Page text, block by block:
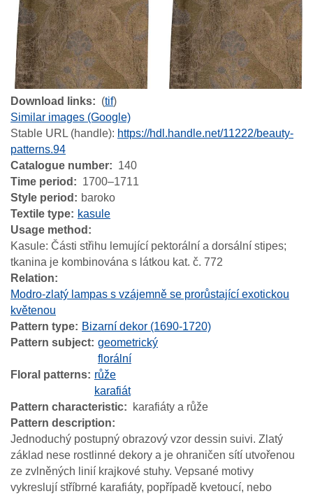
Download links (tif)
Similar images (Google)
Stable URL (handle): https://hdl.handle.net/11222/beauty-
patterns.94
Catalogue number
140
Time period
1700–1711
Style period
baroko
Textile type
kasule
Usage method
Kasule: Části střihu lemující pektorální a dorsální stipes;
tkanina je kombinována s látkou kat. č. 772
Relation
Modro-zlatý lampas s vzájemně se prorůstající exotickou
květenou
Pattern type
Bizarní dekor (1690-1720)
Pattern subject geometrický
florální
Floral patterns
růže
karafiát
Pattern characteristic
karafiáty a růže
Pattern description
Jednoduchý postupný obrazový vzor dessin suivi. Zlatý
základ nese rostlinné dekory a je ohraničen sítí utvořenou
ze zvlněných linií krajkové stuhy. Vepsané motivy
vykreslují stříbrné karafiáty, popřípadě kvetoucí, nebo